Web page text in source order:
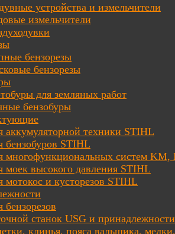
устройства и измельчители
измельчители
бензорезы
бензорезы
для земляных работ
бензобуры
аккумуляторной техники STIHL
бензобуров STIHL
многофункциональных систем KM,
моек высокого давления STIHL
мотокос и кусторезов STIHL
бензорезов
станок USG и принадлежности
клинья, пояса вальщика, мелки,